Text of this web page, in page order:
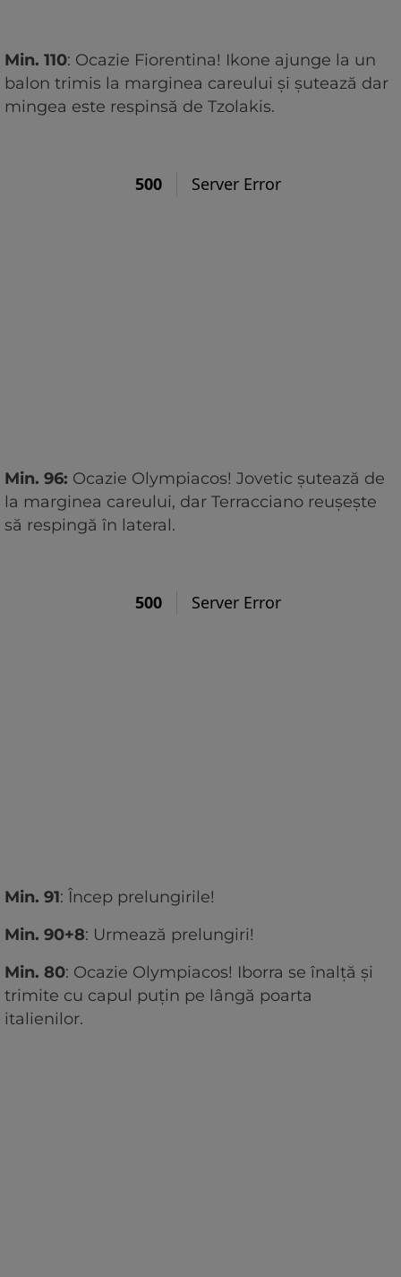
Min. 110: Ocazie Fiorentina! Ikone ajunge la un
balon trimis la marginea careului și șutează dar
mingea este respinsă de Tzolakis.
Min. 96: Ocazie Olympiacos! Jovetic șutează de
la marginea careului, dar Terracciano reușește
să respingă în lateral.
Min. 91: Încep prelungirile!
Min. 90+8: Urmează prelungiri!
Min. 80: Ocazie Olympiacos! Iborra se înalță și
trimite cu capul puțin pe lângă poarta
italienilor.